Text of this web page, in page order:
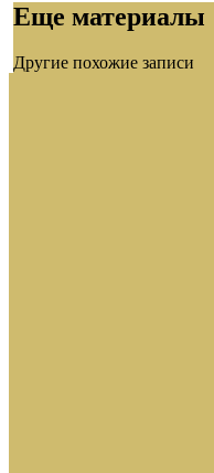
Еще материалы
Другие похожие записи